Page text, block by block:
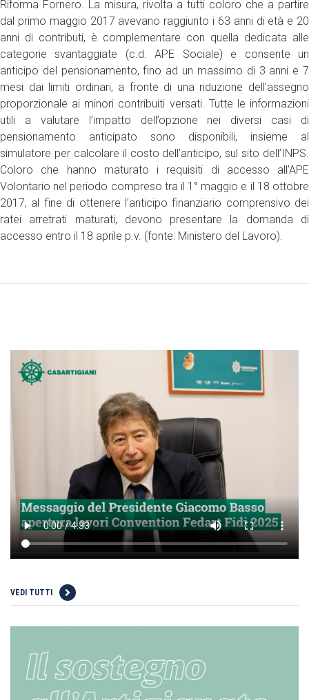
Riforma Fornero. La misura, rivolta a tutti coloro che a partire
dal primo maggio 2017 avevano raggiunto i 63 anni di età e 20
anni di contributi, è complementare con quella dedicata alle
categorie svantaggiate (c.d. APE Sociale) e consente un
anticipo del pensionamento, fino ad un massimo di 3 anni e 7
mesi dai limiti ordinari, a fronte di una riduzione dell’assegno
proporzionale ai minori contribuiti versati. Tutte le informazioni
utili a valutare l’impatto dell’opzione nei diversi casi di
pensionamento anticipato sono disponibili, insieme al
simulatore per calcolare il costo dell’anticipo, sul sito dell’INPS.
Coloro che hanno maturato i requisiti di accesso all’APE
Volontario nel periodo compreso tra il 1° maggio e il 18 ottobre
2017, al fine di ottenere l’anticipo finanziario comprensivo dei
ratei arretrati maturati, devono presentare la domanda di
accesso entro il 18 aprile p.v. (fonte: Ministero del Lavoro).
VEDI TUTTI